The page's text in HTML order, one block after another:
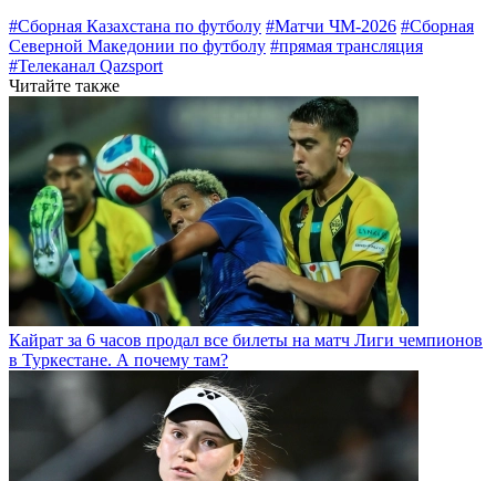
#Сборная Казахстана по футболу #Матчи ЧМ-2026 #Сборная
Северной Македонии по футболу #прямая трансляция
#Телеканал Qazsport
Читайте также
Кайрат за 6 часов продал все билеты на матч Лиги чемпионов
в Туркестане. А почему там?